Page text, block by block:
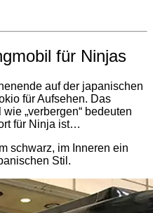
für Ninjas
auf der japanischen
für Aufsehen. Das
„verbergen“ bedeuten
für Ninja ist…
schwarz, im Inneren ein
Stil.